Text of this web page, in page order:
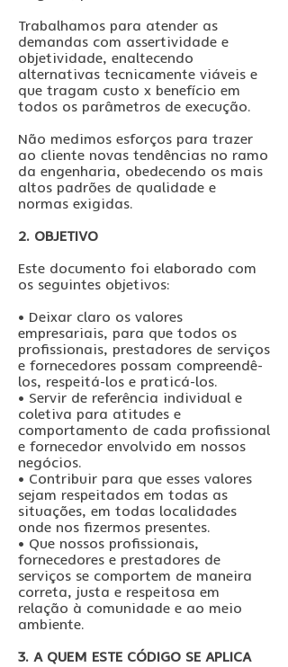
Trabalhamos para atender as
demandas com assertividade e
objetividade, enaltecendo
alternativas tecnicamente viáveis e
que tragam custo x benefício em
todos os parâmetros de execução.
Não medimos esforços para trazer
ao cliente novas tendências no ramo
da engenharia, obedecendo os mais
altos padrões de qualidade e
normas exigidas.
2. OBJETIVO
Este documento foi elaborado com
os seguintes objetivos:
• Deixar claro os valores
empresariais, para que todos os
profissionais, prestadores de serviços
e fornecedores possam compreendê-
los, respeitá-los e praticá-los.
• Servir de referência individual e
coletiva para atitudes e
comportamento de cada profissional
e fornecedor envolvido em nossos
negócios.
• Contribuir para que esses valores
sejam respeitados em todas as
situações, em todas localidades
onde nos fizermos presentes.
• Que nossos profissionais,
fornecedores e prestadores de
serviços se comportem de maneira
correta, justa e respeitosa em
relação à comunidade e ao meio
ambiente.
3. A QUEM ESTE CÓDIGO SE APLICA